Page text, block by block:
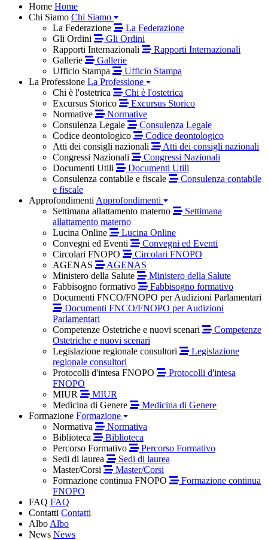
Home Home
Chi Siamo Chi Siamo
La Federazione
La Federazione
Gli Ordini
Gli Ordini
Rapporti Internazionali
Rapporti Internazionali
Gallerie
Gallerie
Ufficio Stampa
Ufficio Stampa
La Professione La Professione
Chi è l'ostetrica
Chi è l'ostetrica
Excursus Storico
Excursus Storico
Normative
Normative
Consulenza Legale
Consulenza Legale
Codice deontologico
Codice deontologico
Atti dei consigli nazionali
Atti dei consigli nazionali
Congressi Nazionali
Congressi Nazionali
Documenti Utili
Documenti Utili
Consulenza contabile e fiscale
Consulenza contabile
e fiscale
Approfondimenti Approfondimenti
Settimana allattamento materno
Settimana
allattamento materno
Lucina Online
Lucina Online
Convegni ed Eventi
Convegni ed Eventi
Circolari FNOPO
Circolari FNOPO
AGENAS
AGENAS
Ministero della Salute
Ministero della Salute
Fabbisogno formativo
Fabbisogno formativo
Documenti FNCO/FNOPO per Audizioni Parlamentari
Documenti FNCO/FNOPO per Audizioni
Parlamentari
Competenze Ostetriche e nuovi scenari
Competenze
Ostetriche e nuovi scenari
Legislazione regionale consultori
Legislazione
regionale consultori
Protocolli d'intesa FNOPO
Protocolli d'intesa
FNOPO
MIUR
MIUR
Medicina di Genere
Medicina di Genere
Formazione Formazione
Normativa
Normativa
Biblioteca
Biblioteca
Percorso Formativo
Percorso Formativo
Sedi di laurea
Sedi di laurea
Master/Corsi
Master/Corsi
Formazione continua FNOPO
Formazione continua
FNOPO
FAQ FAQ
Contatti Contatti
Albo Albo
News News